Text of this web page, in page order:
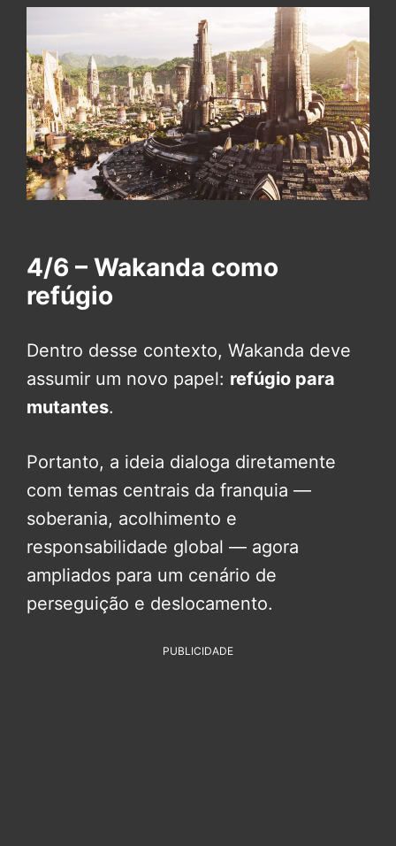
4/6 – Wakanda como
refúgio
Dentro desse contexto, Wakanda deve
assumir um novo papel: refúgio para
mutantes.
Portanto, a ideia dialoga diretamente
com temas centrais da franquia —
soberania, acolhimento e
responsabilidade global — agora
ampliados para um cenário de
perseguição e deslocamento.
PUBLICIDADE